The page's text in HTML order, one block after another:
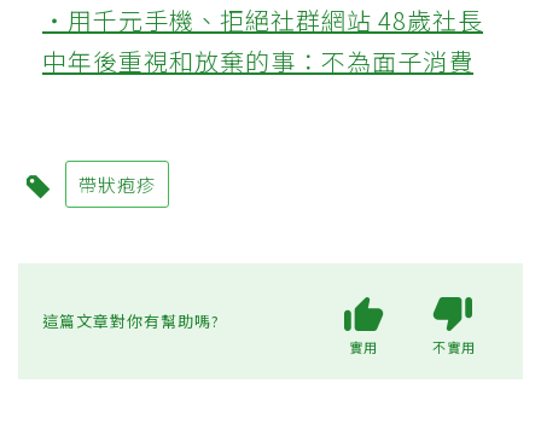
‧用千元手機、拒絕社群網站 48歲社長
中年後重視和放棄的事：不為面子消費
帶狀疱疹
這篇文章對你有幫助嗎?
實用 不實用